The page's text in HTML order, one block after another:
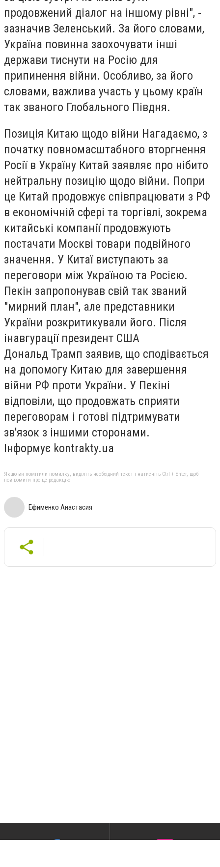
продовжений діалог на іншому рівні", -
зазначив Зеленський. За його словами,
Україна повинна заохочувати інші
держави тиснути на Росію для
припинення війни. Особливо, за його
словами, важлива участь у цьому країн
так званого Глобального Півдня.
Позиція Китаю щодо війни Нагадаємо, з
початку повномасштабного вторгнення
Росії в Україну Китай заявляє про нібито
нейтральну позицію щодо війни. Попри
це Китай продовжує співпрацювати з РФ
в економічній сфері та торгівлі, зокрема
китайські компанії продовжують
постачати Москві товари подвійного
значення. У Китаї виступають за
переговори між Україною та Росією.
Пекін запропонував свій так званий
"мирний план", але представники
України розкритикували його. Після
інавгурації президент США
Дональд Трамп заявив, що сподівається
на допомогу Китаю для завершення
війни РФ проти України. У Пекіні
відповіли, що продовжать сприяти
переговорам і готові підтримувати
зв'язок з іншими сторонами.
Інформує kontrakty.ua
Якщо ви помітили помилку, виділіть необхідний текст і натисніть Ctrl + Enter, щоб
повідомити про це редакцію
Ефименко Анастасия